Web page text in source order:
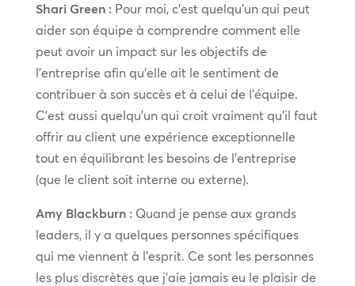
Shari Green :Pour moi, c’est quelqu’un qui peut
aider son équipe à comprendre comment elle
peut avoir un impact sur les objectifs de
l’entreprise afin qu’elle ait le sentiment de
contribuer à son succès et à celui de l’équipe.
C’est aussi quelqu’un qui croit vraiment qu’il faut
offrir au client une expérience exceptionnelle
tout en équilibrant les besoins de l’entreprise
(que le client soit interne ou externe).
Amy Blackburn :Quand je pense aux grands
leaders, il y a quelques personnes spécifiques
qui me viennent à l’esprit. Ce sont les personnes
les plus discrètes que j’aie jamais eu le plaisir de